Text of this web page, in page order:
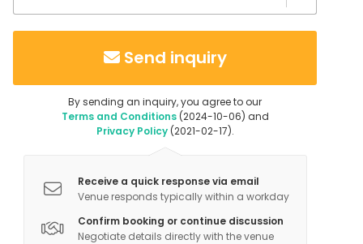
Activities
Outdoor activities
Send inquiry
By sending an inquiry, you agree to our
Terms and Conditions(2024-10-06) and
Privacy Policy(2021-02-17).
Receive a quick response via email
Venue responds typically within a workday
Confirm booking or continue discussion
Negotiate details directly with the venue